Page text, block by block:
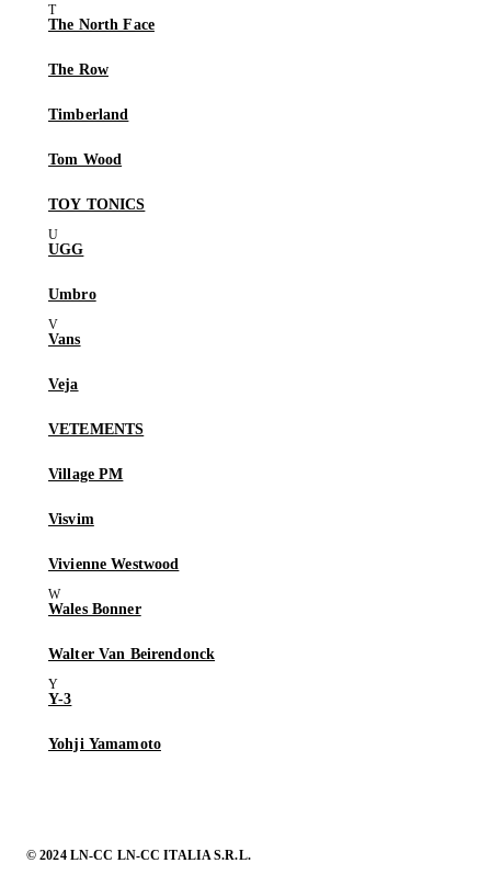
The North Face
The Row
Timberland
Tom Wood
TOY TONICS
UGG
Umbro
Vans
Veja
VETEMENTS
Village PM
Visvim
Vivienne Westwood
Wales Bonner
Walter Van Beirendonck
Y-3
Yohji Yamamoto
© 2024 LN-CC LN-CC ITALIA S.R.L.